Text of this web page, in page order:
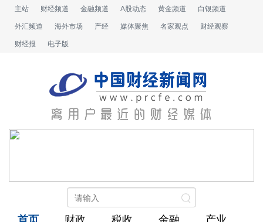
主站 财经频道 金融频道 A股动态 黄金频道 白银频道
外汇频道 海外市场 产经 媒体聚焦 名家观点 财经观察
财经报 电子版
首页 财政 税收 金融 产业